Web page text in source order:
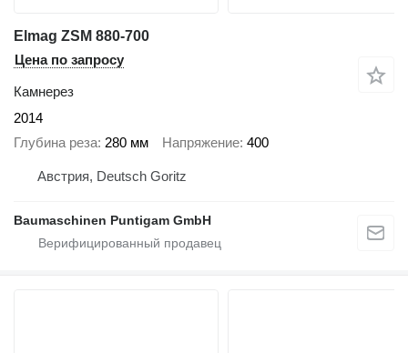
Elmag ZSM 880-700
Цена по запросу
Камнерез
2014
Глубина реза 280 мм Напряжение 400
Австрия, Deutsch Goritz
Baumaschinen Puntigam GmbH